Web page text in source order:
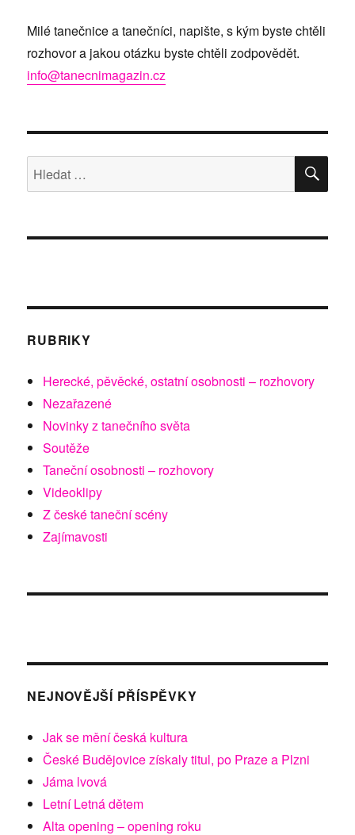
Milé tanečnice a tanečníci, napište, s kým byste chtěli
rozhovor a jakou otázku byste chtěli zodpovědět.
info@tanecnimagazin.cz
Hledat:
RUBRIKY
Herecké, pěvěcké, ostatní osobnosti – rozhovory
Nezařazené
Novinky z tanečního světa
Soutěže
Taneční osobnosti – rozhovory
Videoklipy
Z české taneční scény
Zajímavosti
NEJNOVĚJŠÍ PŘÍSPĚVKY
Jak se mění česká kultura
České Budějovice získaly titul, po Praze a Plzni
Jáma lvová
Letní Letná dětem
Alta opening – opening roku